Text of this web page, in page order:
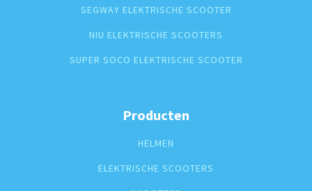
SEGWAY ELEKTRISCHE SCOOTER
NIU ELEKTRISCHE SCOOTERS
SUPER SOCO ELEKTRISCHE SCOOTER
Producten
HELMEN
ELEKTRISCHE SCOOTERS